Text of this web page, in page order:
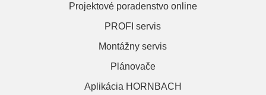
Projektové poradenstvo online
PROFI servis
Montážny servis
Plánovače
Aplikácia HORNBACH